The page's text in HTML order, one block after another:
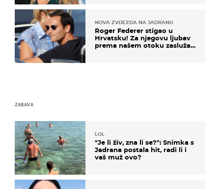
NOVA ZVIJEZDA NA JADRANU
Roger Federer stigao u
Hrvatsku! Za njegovu ljubav
prema našem otoku zaslužan
ZABAVA
LOL
"Je li živ, zna li se?": Snimka s
Jadrana postala hit, radi li i
vaš muž ovo?